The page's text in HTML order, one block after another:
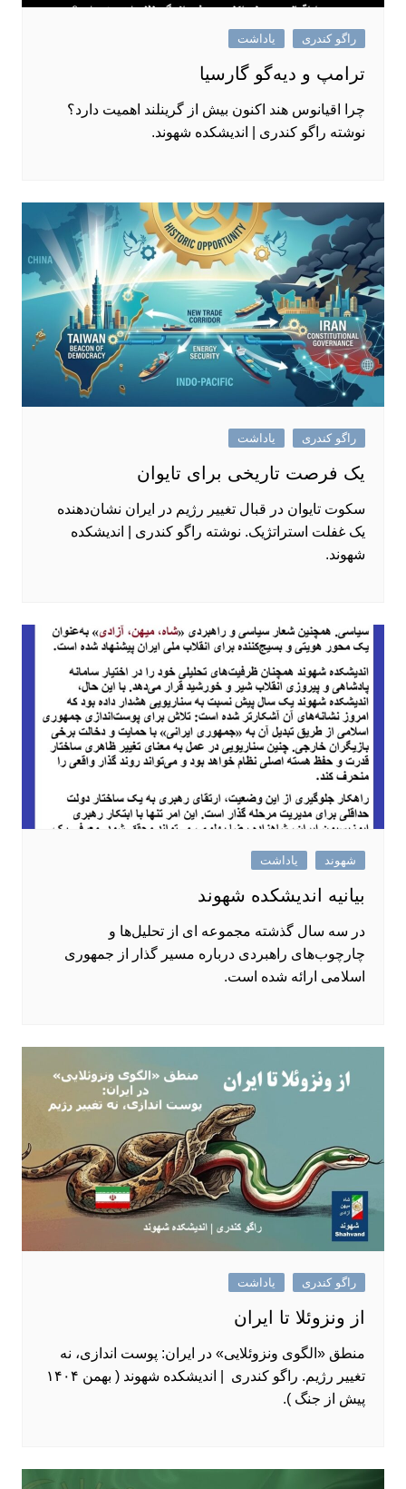
راگو کندری یاداشت
ترامپ و دیه‌گو گارسیا
چرا اقیانوس هند اکنون بیش از گرینلند اهمیت دارد؟
نوشته راگو کندری | اندیشکده شهوند.
راگو کندری یاداشت
یک فرصت تاریخی برای تایوان
سکوت تایوان در قبال تغییر رژیم در ایران نشان‌دهنده
یک غفلت استراتژیک. نوشته راگو کندری | اندیشکده
شهوند.
شهوند یاداشت
بیانیه اندیشکده شهوند
در سه سال گذشته مجموعه ‌ای از تحلیل‌ها و
چارچوب‌های راهبردی درباره مسیر گذار از جمهوری
اسلامی ارائه شده است.
راگو کندری یاداشت
از ونزوئلا تا ایران
منطق «الگوی ونزوئلایی» در ایران: پوست ‌اندازی، نه
تغییر رژیم. راگو کندری | اندیشکده شهوند ( بهمن ۱۴۰۴
پیش از جنگ ).